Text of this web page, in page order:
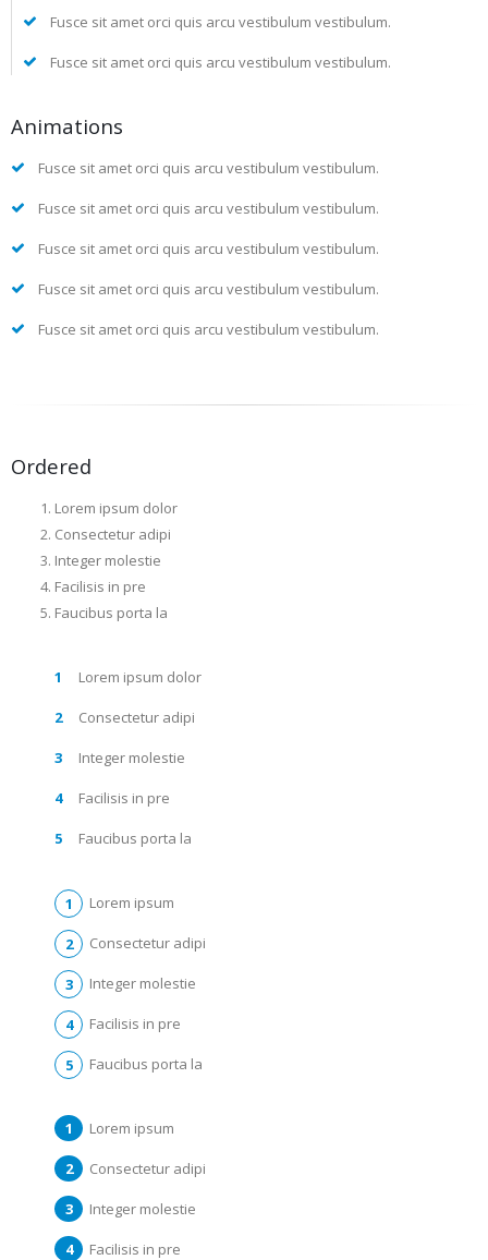
Fusce sit amet orci quis arcu vestibulum vestibulum.
Fusce sit amet orci quis arcu vestibulum vestibulum.
Animations
Fusce sit amet orci quis arcu vestibulum vestibulum.
Fusce sit amet orci quis arcu vestibulum vestibulum.
Fusce sit amet orci quis arcu vestibulum vestibulum.
Fusce sit amet orci quis arcu vestibulum vestibulum.
Fusce sit amet orci quis arcu vestibulum vestibulum.
Ordered
Lorem ipsum dolor
Consectetur adipi
Integer molestie
Facilisis in pre
Faucibus porta la
Lorem ipsum dolor
Consectetur adipi
Integer molestie
Facilisis in pre
Faucibus porta la
Lorem ipsum
Consectetur adipi
Integer molestie
Facilisis in pre
Faucibus porta la
Lorem ipsum
Consectetur adipi
Integer molestie
Facilisis in pre